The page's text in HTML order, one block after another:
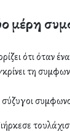
μέρη
ότι όταν
τη
σύζυγοι